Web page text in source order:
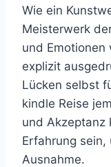
Wie ein
Meisterwerk
und
explizit
Lücken selbst
kindle Reise
und Akzeptanz
Erfahrung
Ausnahme.